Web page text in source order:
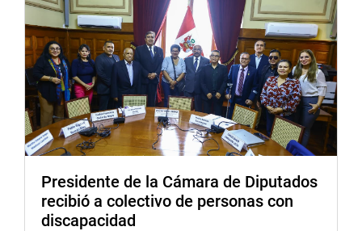
Twitter:https://goo.gl/iMywRR
YouTube:https://goo.gl/VBXBNk
Radio:goo.gl/hMwTg1
fotografia.congreso.gob.pe
Presidente de la Cámara de Diputados
recibió a colectivo de personas con
discapacidad